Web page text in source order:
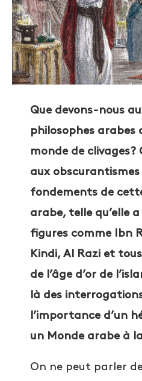
Que devons-nous
philosophes arabes
monde de
aux
fondements de
arabe, telle qu’elle
figures comme Ibn
Kindi, Al Razi et
de l’âge d’or de
là des
l’importance d’un
un Monde arabe à
On ne peut parler de